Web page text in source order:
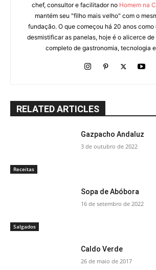
chef, consultor e facilitador no Homem na
mantém seu "filho mais velho" com o
fundação. O que começou há 20 anos como
desmistificar as panelas, hoje é o alicerce de
completo de gastronomia, tecnologia
RELATED ARTICLES
Receitas
Gazpacho Andaluz
3 de outubro de 2022
Salgados
Sopa de Abóbora
16 de setembro de 2022
Caldo Verde
26 de maio de 2017